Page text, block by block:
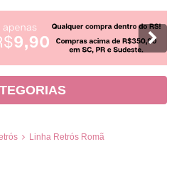
Linha Retrós Romã